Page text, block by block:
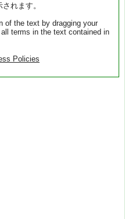
れます。
of the text by dragging your
terms in the text contained in
Policies